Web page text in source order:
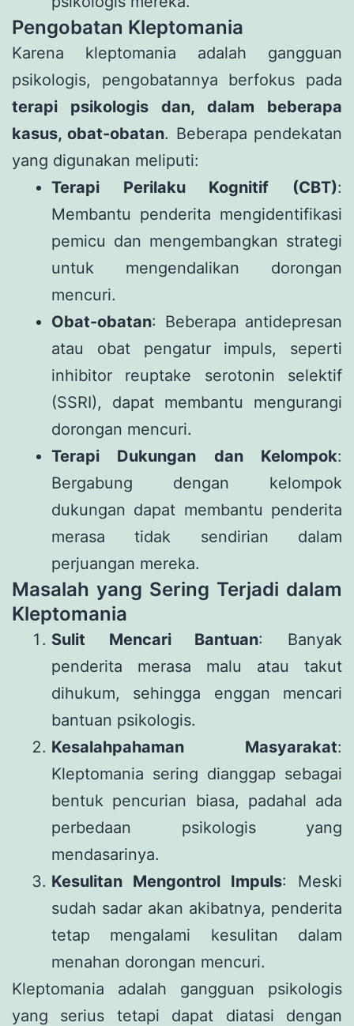
Pengobatan Kleptomania
Karena kleptomania adalah gangguan
psikologis, pengobatannya berfokus pada
terapi psikologis dan, dalam beberapa
kasus, obat-obatan. Beberapa pendekatan
yang digunakan meliputi:
Terapi Perilaku Kognitif (CBT):
Membantu penderita mengidentifikasi
pemicu dan mengembangkan strategi
untuk mengendalikan dorongan
mencuri.
Obat-obatan: Beberapa antidepresan
atau obat pengatur impuls, seperti
inhibitor reuptake serotonin selektif
(SSRI), dapat membantu mengurangi
dorongan mencuri.
Terapi Dukungan dan Kelompok:
Bergabung dengan kelompok
dukungan dapat membantu penderita
merasa tidak sendirian dalam
perjuangan mereka.
Masalah yang Sering Terjadi dalam
Kleptomania
Sulit Mencari Bantuan: Banyak
penderita merasa malu atau takut
dihukum, sehingga enggan mencari
bantuan psikologis.
Kesalahpahaman Masyarakat:
Kleptomania sering dianggap sebagai
bentuk pencurian biasa, padahal ada
perbedaan psikologis yang
mendasarinya.
Kesulitan Mengontrol Impuls: Meski
sudah sadar akan akibatnya, penderita
tetap mengalami kesulitan dalam
menahan dorongan mencuri.
Kleptomania adalah gangguan psikologis
yang serius tetapi dapat diatasi dengan